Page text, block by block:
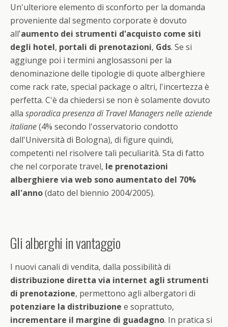
Un'ulteriore elemento di sconforto per la domanda
proveniente dal segmento corporate è dovuto
all'aumento dei strumenti d'acquisto come siti
degli hotel, portali di prenotazioni, Gds. Se si
aggiunge poi i termini anglosassoni per la
denominazione delle tipologie di quote alberghiere
come rack rate, special package o altri, l'incertezza è
perfetta. C'è da chiedersi se non è solamente dovuto
alla sporadica presenza di Travel Managers nelle aziende
italiane(4% secondo l'osservatorio condotto
dall'Università di Bologna), di figure quindi,
competenti nel risolvere tali peculiarità. Sta di fatto
che nel corporate travel, le prenotazioni
alberghiere via web sono aumentato del 70%
all'anno(dato del biennio 2004/2005).
Gli alberghi in vantaggio
I nuovi canali di vendita, dalla possibilità di
distribuzione diretta via internet agli strumenti
di prenotazione, permettono agli albergatori di
potenziare la distribuzione e soprattuto,
incrementare il margine di guadagno. In pratica si